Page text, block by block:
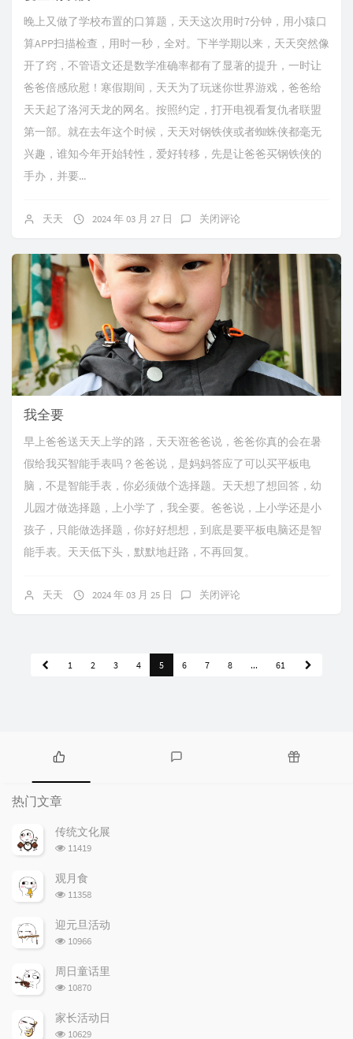
晚上又做了学校布置的口算题，天天这次用时7分钟，用小猿口
算APP扫描检查，用时一秒，全对。下半学期以来，天天突然像
开了窍，不管语文还是数学准确率都有了显著的提升，一时让
爸爸倍感欣慰！寒假期间，天天为了玩迷你世界游戏，爸爸给
天天起了洛河天龙的网名。按照约定，打开电视看复仇者联盟
第一部。就在去年这个时候，天天对钢铁侠或者蜘蛛侠都毫无
兴趣，谁知今年开始转性，爱好转移，先是让爸爸买钢铁侠的
手办，并要...
天天 2024 年 03 月 27 日 关闭评论
我全要
早上爸爸送天天上学的路，天天诳爸爸说，爸爸你真的会在暑
假给我买智能手表吗？爸爸说，是妈妈答应了可以买平板电
脑，不是智能手表，你必须做个选择题。天天想了想回答，幼
儿园才做选择题，上小学了，我全要。爸爸说，上小学还是小
孩子，只能做选择题，你好好想想，到底是要平板电脑还是智
能手表。天天低下头，默默地赶路，不再回复。
天天 2024 年 03 月 25 日 关闭评论
1 2 3 4 5 6 7 8 ... 61
热
门
文
章
热门文章
传统文化展
浏
次
数:
11419
观月食
浏
次
数:
11358
迎元旦活动
浏
次
数:
10966
周日童话里
浏
次
数:
10870
家长活动日
浏
10629